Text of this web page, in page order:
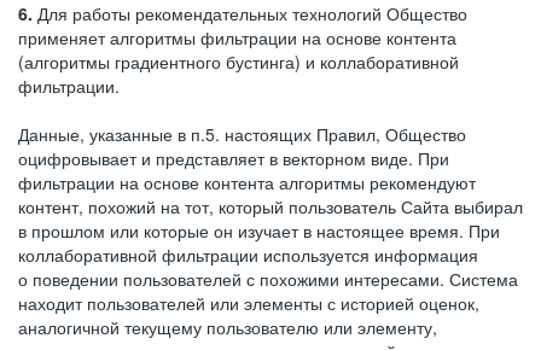
6. Для работы рекомендательных технологий Общество
применяет алгоритмы фильтрации на основе контента
(алгоритмы градиентного бустинга) и коллаборативной
фильтрации.
Данные, указанные в п.5. настоящих Правил, Общество
оцифровывает и представляет в векторном виде. При
фильтрации на основе контента алгоритмы рекомендуют
контент, похожий на тот, который пользователь Сайта выбирал
в прошлом или которые он изучает в настоящее время. При
коллаборативной фильтрации используется информация
о поведении пользователей с похожими интересами. Система
находит пользователей или элементы с историей оценок,
аналогичной текущему пользователю или элементу,